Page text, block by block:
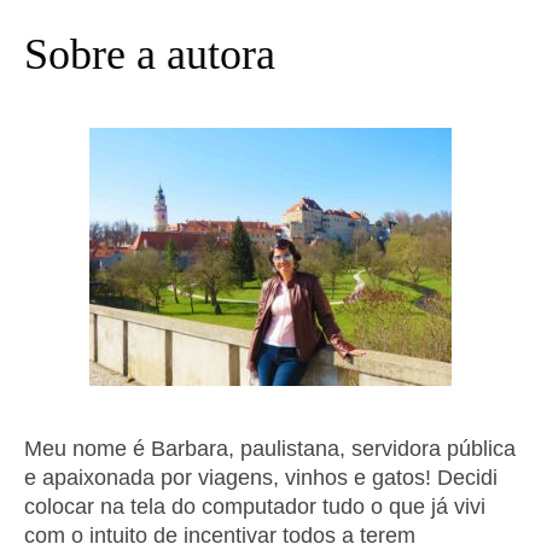
Sobre a autora
Meu nome é Barbara, paulistana, servidora pública
e apaixonada por viagens, vinhos e gatos! Decidi
colocar na tela do computador tudo o que já vivi
com o intuito de incentivar todos a terem